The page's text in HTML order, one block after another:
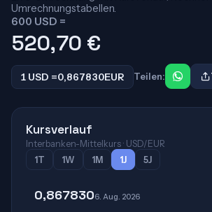
Umrechnungstabellen.
600 USD =
520,70 €
1 USD =0,867830EUR Teilen:
Kursverlauf
Interbanken-Mittelkurs · USD/EUR
1T
1W 1M 1J 5J
0,8678306. Aug. 2026